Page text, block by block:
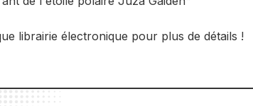
librairie électronique pour plus de détails !